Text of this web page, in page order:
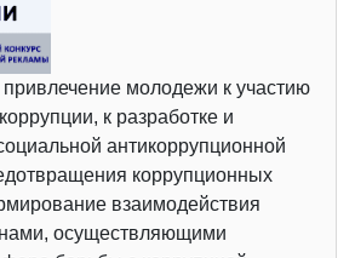
привлечение молодежи к участию
к разработке и
антикоррупционной
коррупционных
взаимодействия
осуществляющими